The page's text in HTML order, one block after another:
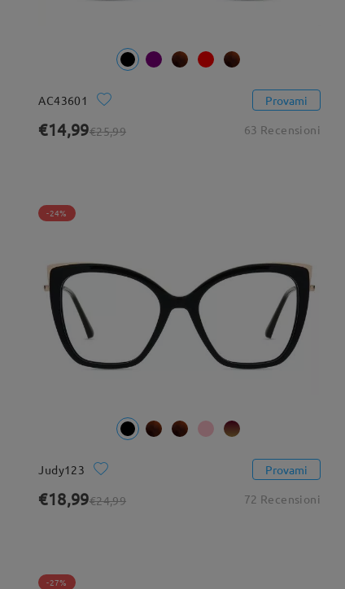
AC43601 Provami
€14,99€25,99 63 Recensioni
-24%
Judy123 Provami
€18,99€24,99 72 Recensioni
-27%